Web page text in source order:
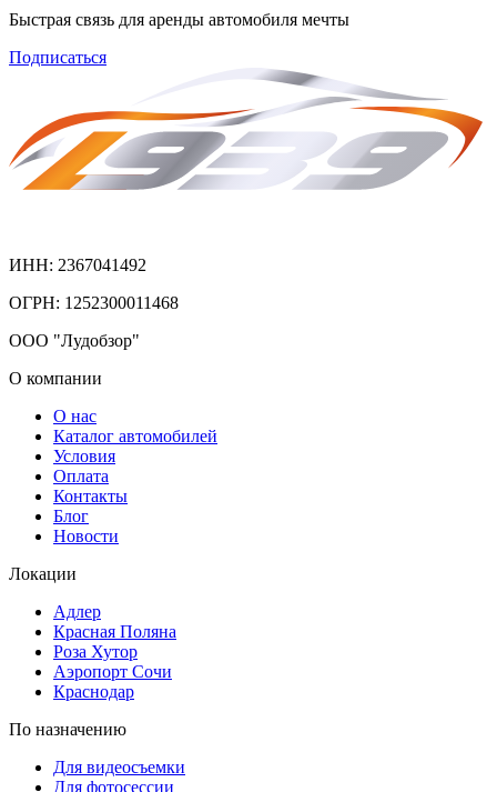
Быстрая связь для аренды автомобиля мечты
Подписаться
ИНН: 2367041492
ОГРН: 1252300011468
ООО "Лудобзор"
О компании
О нас
Каталог автомобилей
Условия
Оплата
Контакты
Блог
Новости
Локации
Адлер
Красная Поляна
Роза Хутор
Аэропорт Сочи
Краснодар
По назначению
Для видеосъемки
Для фотосессии